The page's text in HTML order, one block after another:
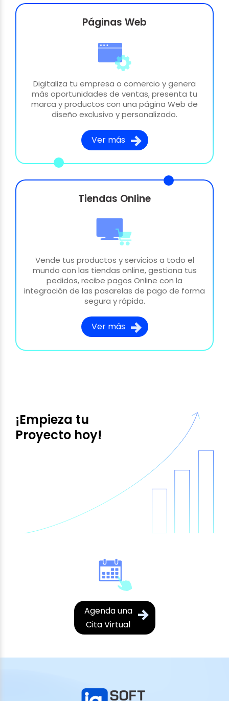
Páginas Web
Digitaliza tu empresa o comercio y genera
más oportunidades de ventas, presenta tu
marca y productos con una página Web de
diseño exclusivo y personalizado.
Ver más
Tiendas Online
Vende tus productos y servicios a todo el
mundo con las tiendas online, gestiona tus
pedidos, recibe pagos Online con la
integración de las pasarelas de pago de forma
segura y rápida.
Ver más
¡Empieza tu
Proyecto hoy!
Agenda una
Cita Virtual